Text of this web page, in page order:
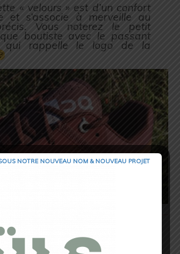
« velours » est d’un confort
et s’associe à merveille au
Vous noterez le petit
boutiste avec le passant
qui rappelle le logo de la
je le disais, ces Cloudflow
à mon pied fin, elles
d’une Toe-Box (avant-pied)
NOTRE NOUVEAU NOM & NOUVEAU PROJET